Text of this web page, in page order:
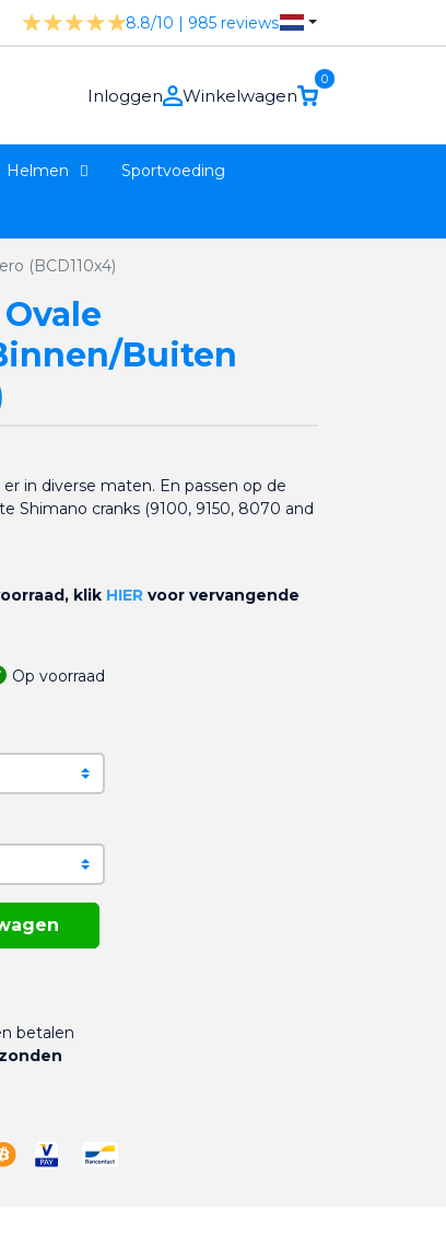
8.8/10 | 985 reviews
Inloggen
0
Winkelwagen
Helmen Sportvoeding
(BCD110x4)
Buiten
in diverse maten. En passen op de
Shimano cranks (9100, 9150, 8070 and
klik HIER voor vervangende
Op voorraad
betalen